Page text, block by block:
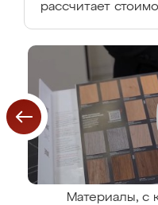
рассчитает
Материалы, с